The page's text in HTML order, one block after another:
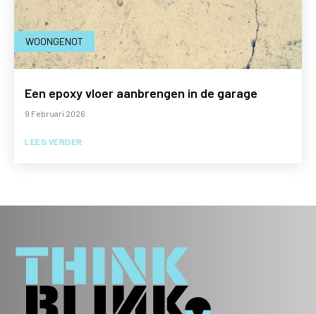
WOONGENOT
Een epoxy vloer aanbrengen in de garage
9 Februari 2026
LEES VERDER